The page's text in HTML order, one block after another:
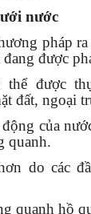
nước
pháp
được
được
đất, ngoại
của
quanh.
do các
quanh hồ